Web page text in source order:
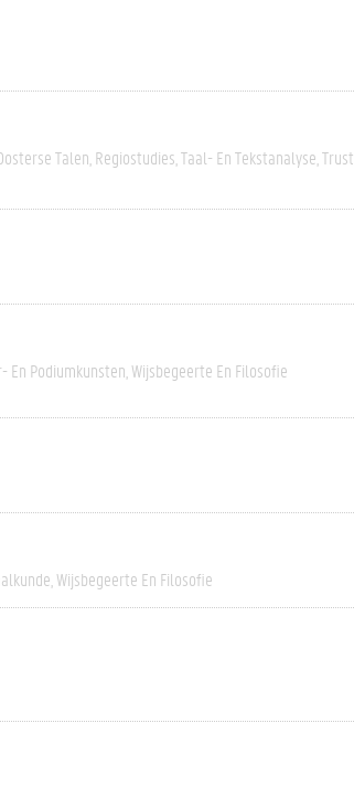
Talen Regiostudies Taal- En Tekstanalyse Trust
En Podiumkunsten Wijsbegeerte En Filosofie
Wijsbegeerte En Filosofie